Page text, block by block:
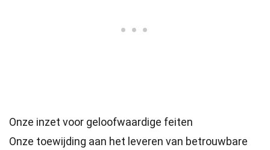
Onze inzet voor geloofwaardige feiten
Onze toewijding aan het leveren van betrouwbare